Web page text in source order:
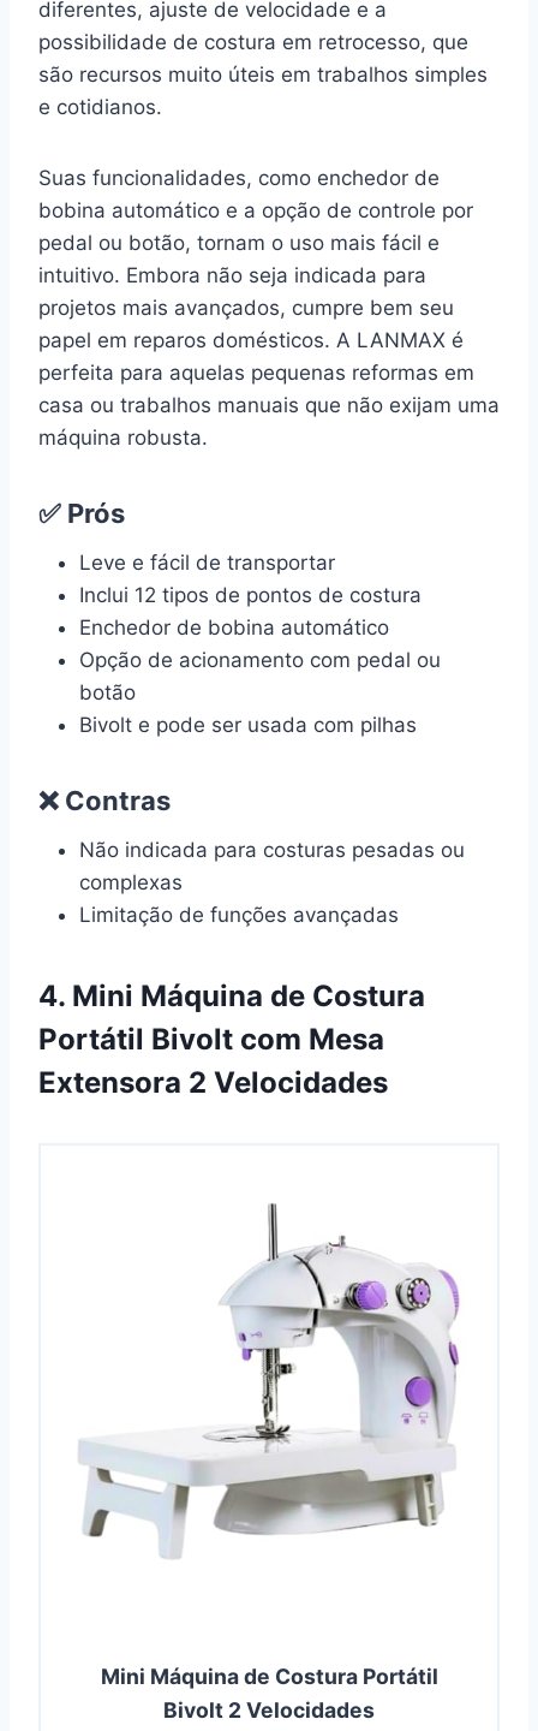
diferentes, ajuste de velocidade e a
possibilidade de costura em retrocesso, que
são recursos muito úteis em trabalhos simples
e cotidianos.
Suas funcionalidades, como enchedor de
bobina automático e a opção de controle por
pedal ou botão, tornam o uso mais fácil e
intuitivo. Embora não seja indicada para
projetos mais avançados, cumpre bem seu
papel em reparos domésticos. A LANMAX é
perfeita para aquelas pequenas reformas em
casa ou trabalhos manuais que não exijam uma
máquina robusta.
✅ Prós
Leve e fácil de transportar
Inclui 12 tipos de pontos de costura
Enchedor de bobina automático
Opção de acionamento com pedal ou
botão
Bivolt e pode ser usada com pilhas
❌ Contras
Não indicada para costuras pesadas ou
complexas
Limitação de funções avançadas
4. Mini Máquina de Costura
Portátil Bivolt com Mesa
Extensora 2 Velocidades
Mini Máquina de Costura Portátil
Bivolt 2 Velocidades